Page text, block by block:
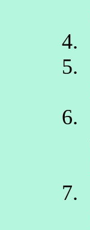
4.
5.
6.
7.